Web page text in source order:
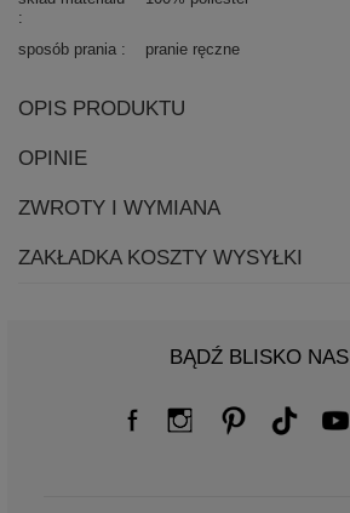
sposób prania pranie ręczne
OPIS PRODUKTU
OPINIE
ZWROTY I WYMIANA
ZAKŁADKA KOSZTY WYSYŁKI
BĄDŹ BLISKO NAS